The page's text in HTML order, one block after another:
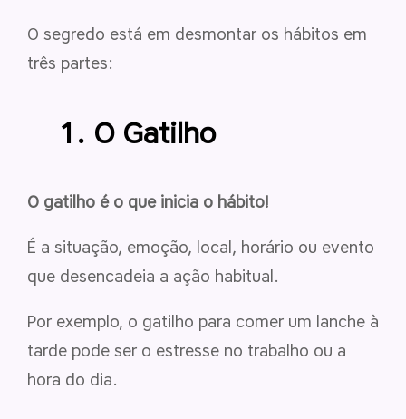
O segredo está em desmontar os hábitos em
três partes:
1. O Gatilho
O gatilho é o que inicia o hábito!
É a situação, emoção, local, horário ou evento
que desencadeia a ação habitual.
Por exemplo, o gatilho para comer um lanche à
tarde pode ser o estresse no trabalho ou a
hora do dia.